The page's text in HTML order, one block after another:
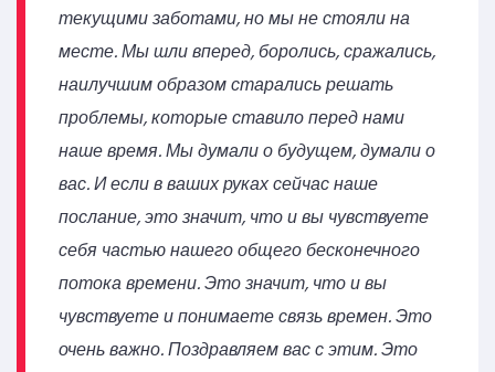
текущими заботами, но мы не стояли на
месте. Мы шли вперед, боролись, сражались,
наилучшим образом старались решать
проблемы, которые ставило перед нами
наше время. Мы думали о будущем, думали о
вас. И если в ваших руках сейчас наше
послание, это значит, что и вы чувствуете
себя частью нашего общего бесконечного
потока времени. Это значит, что и вы
чувствуете и понимаете связь времен. Это
очень важно. Поздравляем вас с этим. Это